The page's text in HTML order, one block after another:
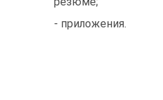
- приложения.